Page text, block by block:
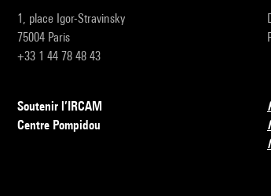
1, place Igor-Stravinsky
75004 Paris
+33 1 44 78 48 43
Soutenir l’IRCAM
Centre Pompidou